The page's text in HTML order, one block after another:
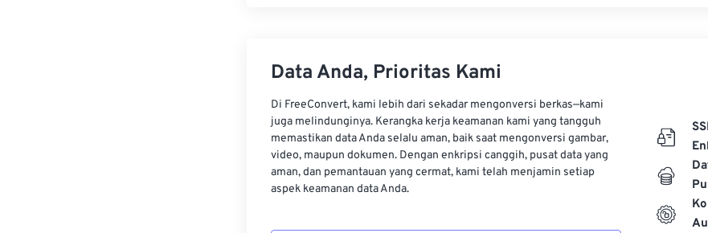
Data Anda, Prioritas Kami
Di FreeConvert, kami lebih dari sekadar mengonversi berkas—kami
juga melindunginya. Kerangka kerja keamanan kami yang tangguh
memastikan data Anda selalu aman, baik saat mengonversi gambar,
video, maupun dokumen. Dengan enkripsi canggih, pusat data yang
aman, dan pemantauan yang cermat, kami telah menjamin setiap
aspek keamanan data Anda.